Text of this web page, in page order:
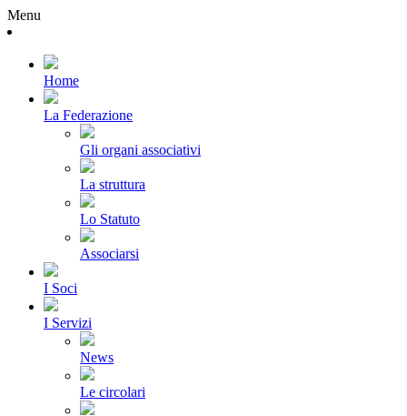
Menu
Home
La Federazione
Gli organi associativi
La struttura
Lo Statuto
Associarsi
I Soci
I Servizi
News
Le circolari